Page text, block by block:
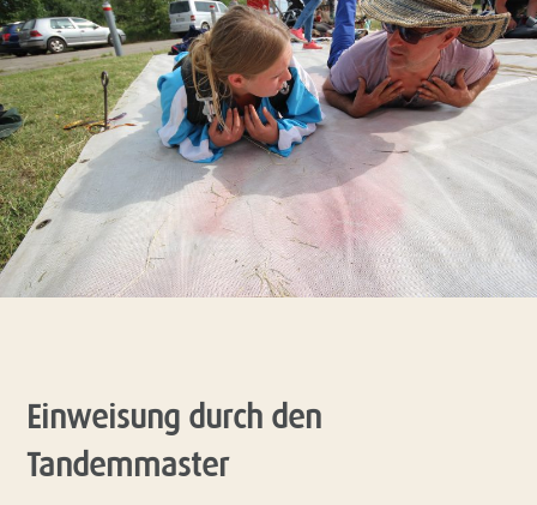
Einweisung durch den
Tandemmaster